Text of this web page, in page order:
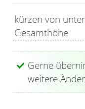
kürzen von
Gesamthöhe
Gerne
weitere